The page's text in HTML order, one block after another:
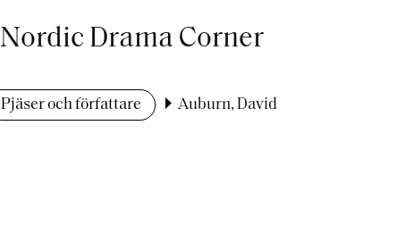
Nordic Drama Corner
Pjäser och författare Auburn, David